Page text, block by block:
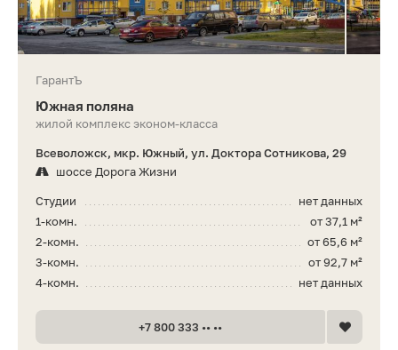
ГарантЪ
Южная поляна
жилой комплекс эконом-класса
Всеволожск, мкр. Южный, ул. Доктора Сотникова, 29
шоссе Дорога Жизни
нет данных
Студии
от 37,1 м²
1-комн.
от 65,6 м²
2-комн.
от 92,7 м²
3-комн.
нет данных
4-комн.
+7 800 333 •• ••